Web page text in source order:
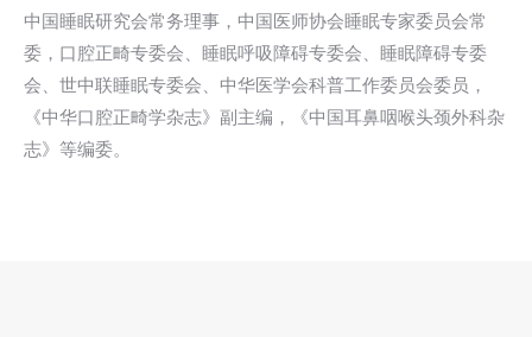
中国睡眠研究会常务理事，中国医师协会睡眠专家委员会常
委，口腔正畸专委会、睡眠呼吸障碍专委会、睡眠障碍专委
会、世中联睡眠专委会、中华医学会科普工作委员会委员，
《中华口腔正畸学杂志》副主编，《中国耳鼻咽喉头颈外科杂
志》等编委。